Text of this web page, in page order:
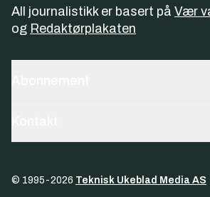
All journalistikk er basert på Vær
og Redaktørplakaten
© 1995-2026 Teknisk Ukeblad Media AS